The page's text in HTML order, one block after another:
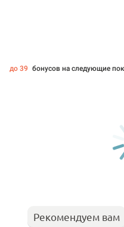
до 39 бонусов на следующие
Рекомендуем вам